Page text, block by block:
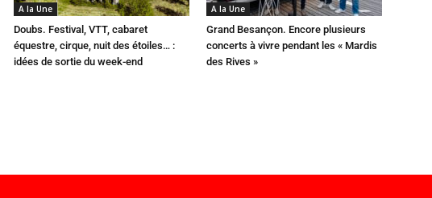
A la Une
Doubs. Festival, VTT, cabaret
équestre, cirque, nuit des étoiles… :
idées de sortie du week-end
A la Une
Grand Besançon. Encore plusieurs
concerts à vivre pendant les « Mardis
des Rives »